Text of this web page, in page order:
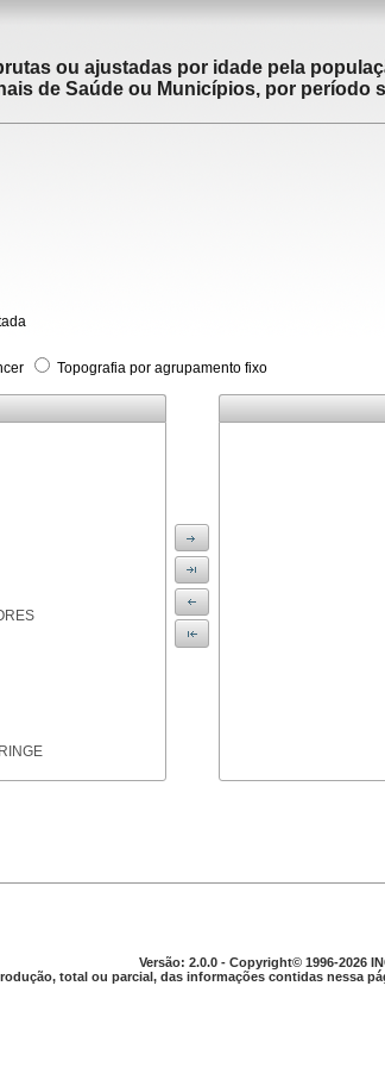
ou ajustadas por idade pela
de Saúde ou Municípios, por período
Topografia por agrupamento fixo
Versão: 2.0.0 - Copyright© 1996-2026
total ou parcial, das informações contidas nessa